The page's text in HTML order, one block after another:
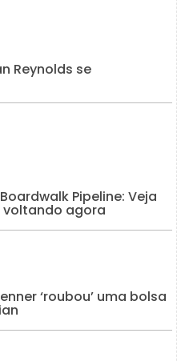
Reynolds se
Pipeline: Veja
voltando agora
‘roubou’ uma bolsa